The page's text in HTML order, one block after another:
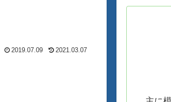
2019.07.09 2021.03.07